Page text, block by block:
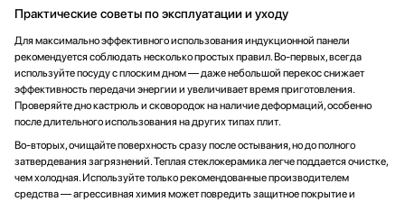
Практические советы по эксплуатации и уходу
Для максимально эффективного использования индукционной панели
рекомендуется соблюдать несколько простых правил. Во-первых, всегда
используйте посуду с плоским дном — даже небольшой перекос снижает
эффективность передачи энергии и увеличивает время приготовления.
Проверяйте дно кастрюль и сковородок на наличие деформаций, особенно
после длительного использования на других типах плит.
Во-вторых, очищайте поверхность сразу после остывания, но до полного
затвердевания загрязнений. Теплая стеклокерамика легче поддается очистке,
чем холодная. Используйте только рекомендованные производителем
средства — агрессивная химия может повредить защитное покрытие и